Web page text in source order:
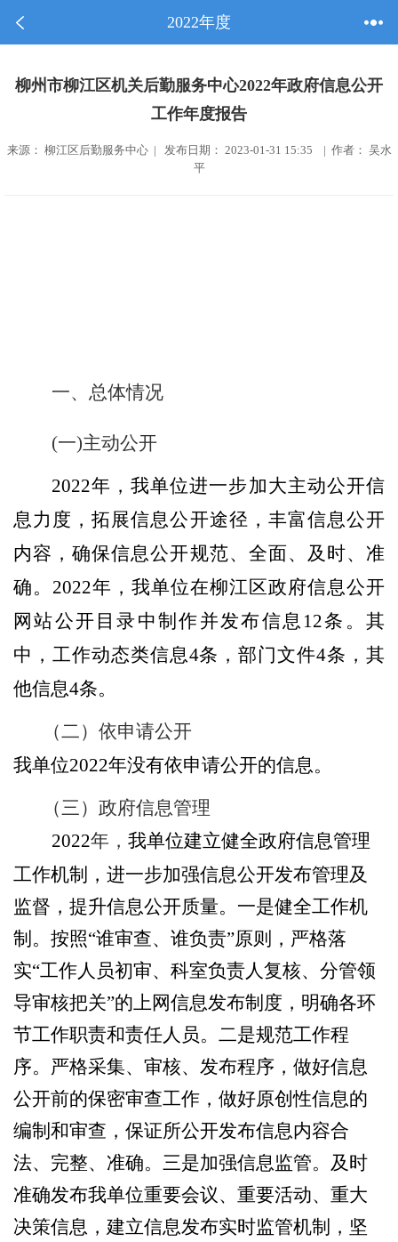
2022年度
柳州市柳江区机关后勤服务中心2022年政府信息公开
工作年度报告
来源： 柳江区后勤服务中心 | 发布日期： 2023-01-31 15:35 | 作者： 吴水
平
一、总体情况
(一)主动公开
2022年，我单位进一步加大主动公开信
息力度，拓展信息公开途径，丰富信息公开
内容，确保信息公开规范、 全面、及时、 准
确。 2022年， 我单位在柳江区政府信息公开
网站公开目录中制作并发布信息 12条。其
中，工作动态类信息4条，部门文件4条，其
他信息4条。
（二）依申请公开
我单位2022年没有依申请公开的信息。
（三）政府信息管理
2022年， 我单位建立健全政府信息管理
工作机制 ， 进一步加强信息公开发布管理及
监督，提升信息公开质量。 一是健全工作机
制。按照“谁审查、谁负责”原则，严格落
实“工作人员初审、科室负责人复核、 分管领
导审核把关”的上网信息发布制度，明确各环
节工作职责和责任人员。二是规范工作程
序。严格采集、审核、发布程序，做好信息
公开前的保密审查工作，做好原创性信息的
编制和审查 ，保证所公开发布信息内容合
法、完整、准确。三是加强信息监管。及时
准确发布我单位重要会议、重要活动、重大
决策信息，建立信息发布实时监管机制，坚